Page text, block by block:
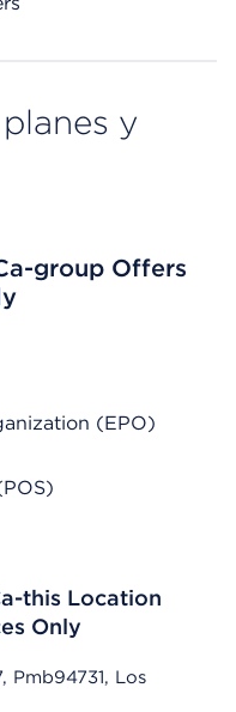
y
group Offers
(EPO)
this Location
Only
Pmb94731, Los